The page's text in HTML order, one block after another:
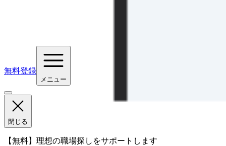
無料登録
メニュー
閉じる
【無料】理想の職場探しをサポートします